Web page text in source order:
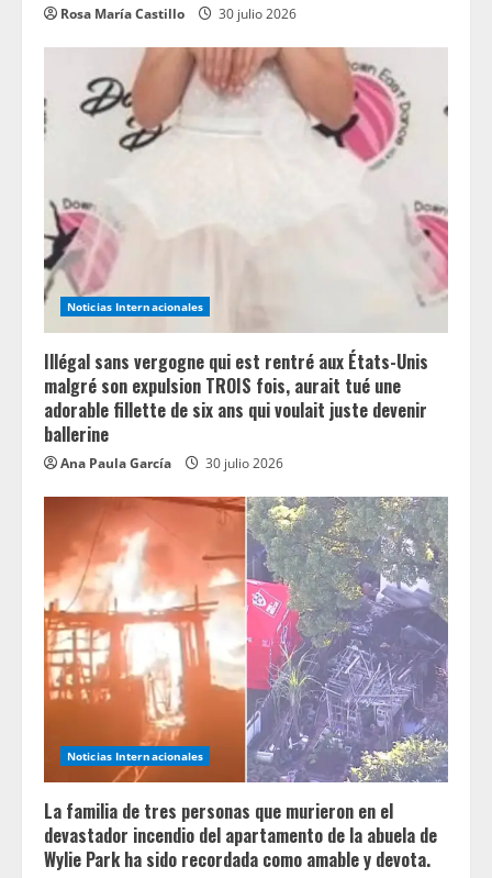
Rosa María Castillo 30 julio 2026
Noticias Internacionales
Illégal sans vergogne qui est rentré aux États-Unis
malgré son expulsion TROIS fois, aurait tué une
adorable fillette de six ans qui voulait juste devenir
ballerine
Ana Paula García 30 julio 2026
Noticias Internacionales
La familia de tres personas que murieron en el
devastador incendio del apartamento de la abuela de
Wylie Park ha sido recordada como amable y devota.